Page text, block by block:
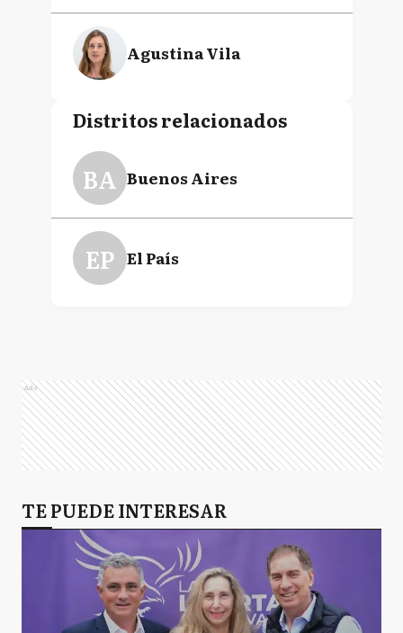
Agustina Vila
Distritos relacionados
BA Buenos Aires
EP El País
Ads
TE PUEDE INTERESAR